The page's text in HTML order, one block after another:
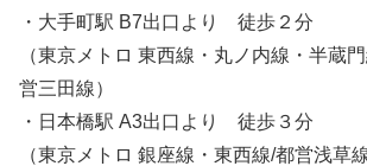
・大手町駅 B7出口より 徒歩２分
（東京メトロ 東西線・丸ノ内線・半蔵
営三田線）
・日本橋駅 A3出口より 徒歩３分
（東京メトロ 銀座線・東西線/都営浅草線